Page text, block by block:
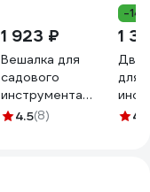
1 923 ₽
Вешалка для
садового
инструмента
ПРОФСАНМОНТАЖ
4.5(8)
-
1
для
4.8